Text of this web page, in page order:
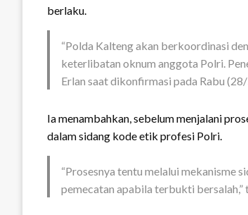
berlaku.
“Polda Kalteng akan berkoordinasi
keterlibatan oknum anggota Polri.
Erlan saat dikonfirmasi pada Rabu
Ia menambahkan, sebelum menjalani
dalam sidang kode etik profesi Polri.
“Prosesnya tentu melalui mekanisme
pemecatan apabila terbukti bersalah,”